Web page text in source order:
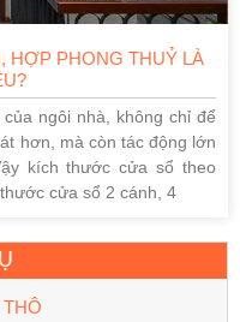
HỢP PHONG THUỶ LÀ
ngôi nhà, không chỉ để
hơn, mà còn tác động lớn
kích thước cửa sổ theo
cửa sổ 2 cánh, 4